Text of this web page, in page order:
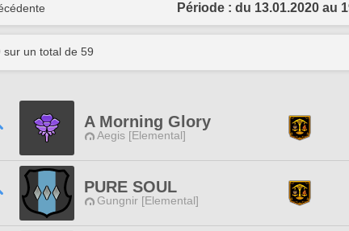
Période : du 13.01.2020 au
sur un total de 59
A Morning Glory
Aegis [Elemental]
PURE SOUL
Gungnir [Elemental]